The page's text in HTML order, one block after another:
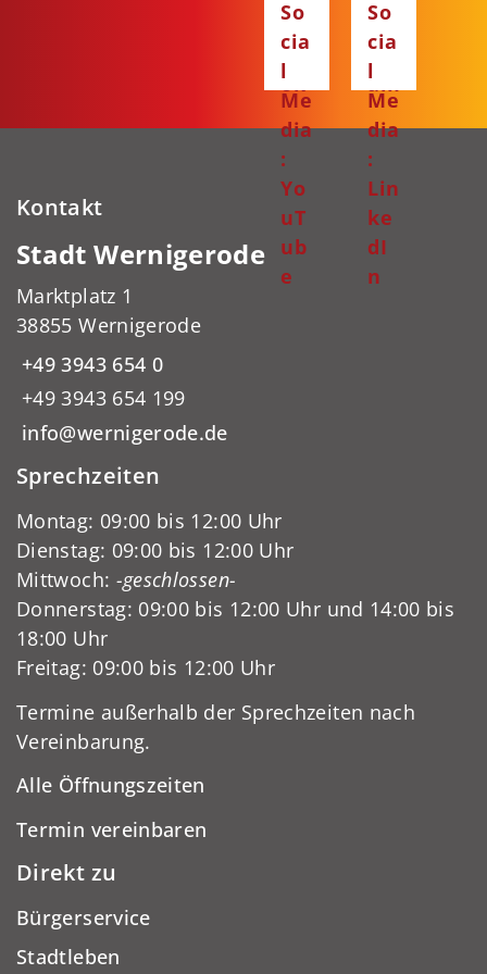
ce
bo
ok
ta
gr
am
So
cia
l
Me
dia
:
Yo
uT
ub
e
So
cia
l
Me
dia
:
Lin
ke
dI
n
Kontakt
Stadt Wernigerode
Marktplatz 1
38855 Wernigerode
+49 3943 654 0
+49 3943 654 199
info@wernigerode.de
Sprechzeiten
Montag: 09:00 bis 12:00 Uhr
Dienstag: 09:00 bis 12:00 Uhr
Mittwoch: -geschlossen-
Donnerstag: 09:00 bis 12:00 Uhr und 14:00 bis
18:00 Uhr
Freitag: 09:00 bis 12:00 Uhr
Termine außerhalb der Sprechzeiten nach
Vereinbarung.
Alle Öffnungszeiten
Termin vereinbaren
Direkt zu
Bürgerservice
Stadtleben